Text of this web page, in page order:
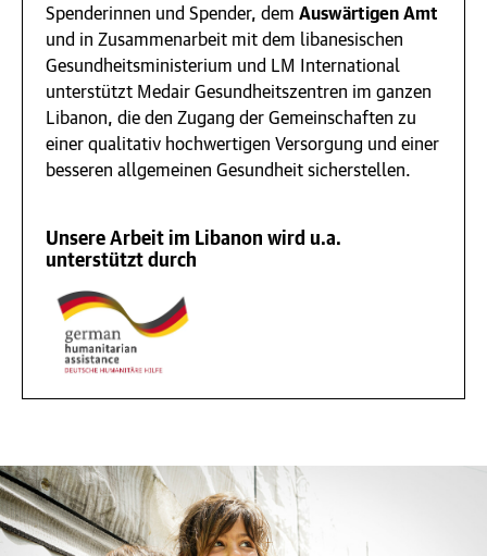
Spenderinnen und Spender, dem Auswärtigen Amt
und in Zusammenarbeit mit dem libanesischen
Gesundheitsministerium und LM International
unterstützt Medair Gesundheitszentren im ganzen
Libanon, die den Zugang der Gemeinschaften zu
einer qualitativ hochwertigen Versorgung und einer
besseren allgemeinen Gesundheit sicherstellen.
Unsere Arbeit im Libanon wird u.a.
unterstützt durch